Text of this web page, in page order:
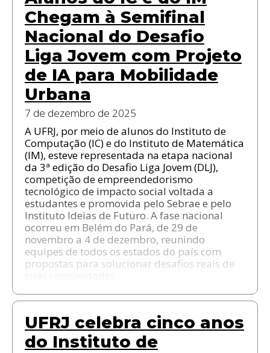
Chegam à Semifinal
Nacional do Desafio
Liga Jovem com Projeto
de IA para Mobilidade
Urbana
7 de dezembro de 2025
A UFRJ, por meio de alunos do Instituto de
Computação (IC) e do Instituto de Matemática
(IM), esteve representada na etapa nacional
da 3ª edição do Desafio Liga Jovem (DLJ),
competição de empreendedorismo
tecnológico de impacto social voltada a
estudantes e promovida pelo Sebrae e pelo
Instituto Ideias de Futuro. A fase nacional
ocorreu em Belém do Pará, de 29 de
novembro a 4 de dezembro, reunindo
equipes de todos os estados do país com
propostas para solucionar desafios reais de
UFRJ celebra cinco anos
do Instituto de